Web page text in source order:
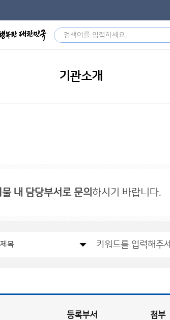
기관소개
내 담당부서로 문의하시기 바랍니다.
등록부서 첨부